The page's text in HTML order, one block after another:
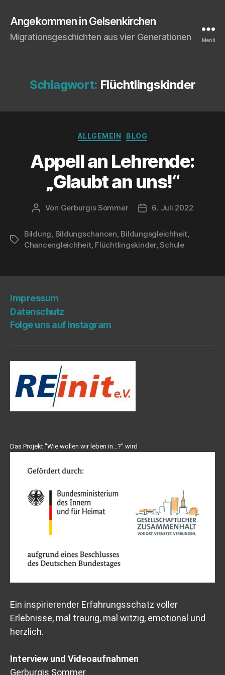
Angekommen in Gelsenkirchen
Migrationsgeschichten aus vier Generationen Menü
Schlagwort: Flüchtlingskinder
Kategorien
ALLGEMEIN BLOG
Appell an Leh­ren­de:
„Glaubt an uns!“
Beitragsautor
Von Gerburgis Sommer 6. Juli 2022
Schlagwörter
Bildung Bildungschancen Bildungsgleichheit,
Chancengleichheit, Flüchtlingskinder,Schule
Impres­sum
Daten­schutz
Fol­ge uns auf Instagram
Das Projekt "Wie wollen wir leben in...?" wird
Ein inspirierender Erfahrungsschatz voller
Erlebnisse, mal traurig, mal witzig, emotional und
herzlich.
Interview und Videoaufnahmen
Gerburgis Sommer